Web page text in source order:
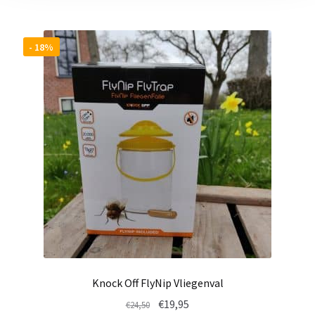
Knock Off FlyNip Vliegenval
- 18%
€24,50
Oorspronkelijke
€19,95